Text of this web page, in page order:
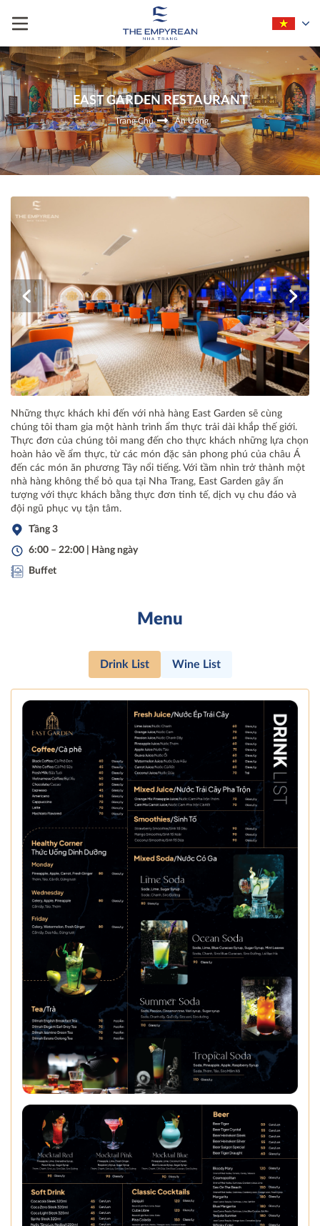
EAST GARDEN RESTAURANT
Trang Chủ Ăn Uống
Những thực khách khi đến với nhà hàng East Garden sẽ cùng
chúng tôi tham gia một hành trình ẩm thực trải dài khắp thế giới.
Thực đơn của chúng tôi mang đến cho thực khách những lựa chọn
hoàn hảo về ẩm thực, từ các món đặc sản phong phú của châu Á
đến các món ăn phương Tây nổi tiếng. Với tầm nhìn trở thành một
nhà hàng không thể bỏ qua tại Nha Trang, East Garden gây ấn
tượng với thực khách bằng thực đơn tinh tế, dịch vụ chu đáo và
đội ngũ phục vụ tận tâm.
Tầng 3
6:00 – 22:00 | Hàng ngày
Buffet
Menu
Drink List Wine List